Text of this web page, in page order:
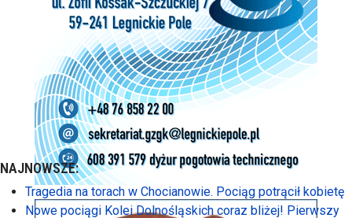
NAJNOWSZE:
Tragedia na torach w Chocianowie. Pociąg potrącił kobietę
Nowe pociągi Kolei Dolnośląskich coraz bliżej! Pierwszy